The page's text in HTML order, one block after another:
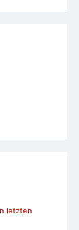
letzten